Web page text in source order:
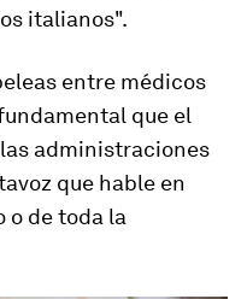
italianos".
entre médicos
que el
administraciones
que hable en
o de toda la